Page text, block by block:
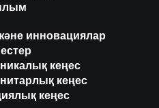
инновациялар
кеңес
кеңес
кеңес